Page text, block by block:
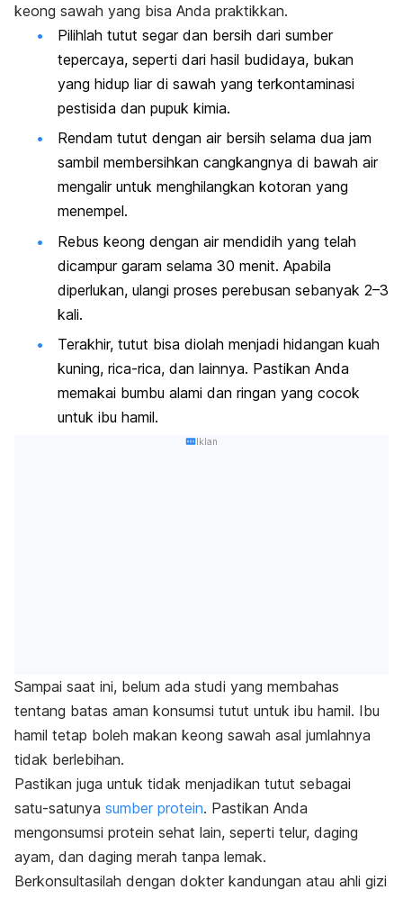
keong sawah yang bisa Anda praktikkan.
Pilihlah tutut segar dan bersih dari sumber
tepercaya, seperti dari hasil budidaya, bukan
yang hidup liar di sawah yang terkontaminasi
pestisida dan pupuk kimia.
Rendam tutut dengan air bersih selama dua jam
sambil membersihkan cangkangnya di bawah air
mengalir untuk menghilangkan kotoran yang
menempel.
Rebus keong dengan air mendidih yang telah
dicampur garam selama 30 menit. Apabila
diperlukan, ulangi proses perebusan sebanyak 2–3
kali.
Terakhir, tutut bisa diolah menjadi hidangan kuah
kuning, rica-rica, dan lainnya. Pastikan Anda
memakai bumbu alami dan ringan yang cocok
untuk ibu hamil.
Iklan
Sampai saat ini, belum ada studi yang membahas
tentang batas aman konsumsi tutut untuk ibu hamil. Ibu
hamil tetap boleh makan keong sawah asal jumlahnya
tidak berlebihan.
Pastikan juga untuk tidak menjadikan tutut sebagai
satu-satunya sumber protein. Pastikan Anda
mengonsumsi protein sehat lain, seperti telur, daging
ayam, dan daging merah tanpa lemak.
Berkonsultasilah dengan dokter kandungan atau ahli gizi